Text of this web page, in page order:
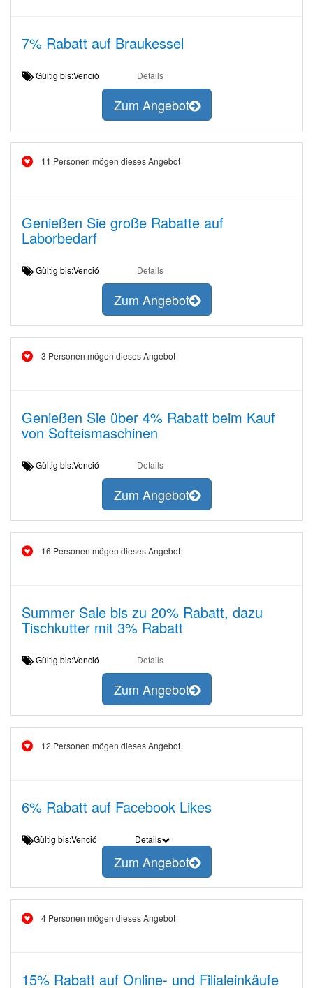
7% Rabatt auf Braukessel
Gültig bis:Venció Details
Zum Angebot
11 Personen mögen dieses Angebot
Genießen Sie große Rabatte auf
Laborbedarf
Gültig bis:Venció Details
Zum Angebot
3 Personen mögen dieses Angebot
Genießen Sie über 4% Rabatt beim Kauf
von Softeismaschinen
Gültig bis:Venció Details
Zum Angebot
16 Personen mögen dieses Angebot
Summer Sale bis zu 20% Rabatt, dazu
Tischkutter mit 3% Rabatt
Gültig bis:Venció Details
Zum Angebot
12 Personen mögen dieses Angebot
6% Rabatt auf Facebook Likes
Gültig bis:Venció Details
Zum Angebot
4 Personen mögen dieses Angebot
15% Rabatt auf Online- und Filialeinkäufe